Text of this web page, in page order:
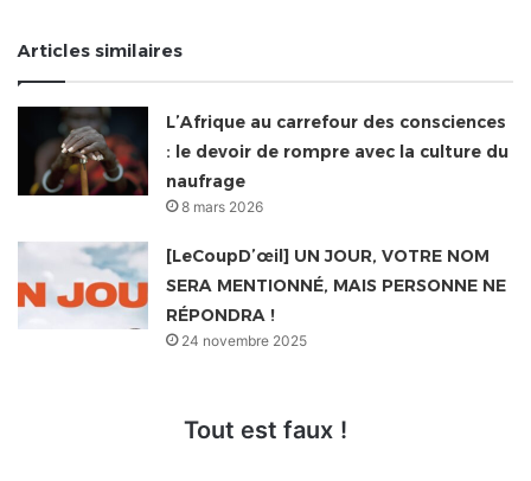
Articles similaires
L’Afrique au carrefour des consciences
: le devoir de rompre avec la culture du
naufrage
8 mars 2026
[LeCoupD’œil] UN JOUR, VOTRE NOM
SERA MENTIONNÉ, MAIS PERSONNE NE
RÉPONDRA !
24 novembre 2025
Tout est faux !